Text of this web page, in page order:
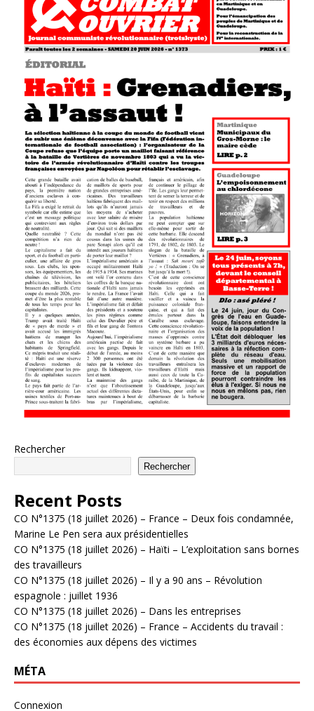
Rechercher
Rechercher
Recent Posts
CO N°1375 (18 juillet 2026) – France – Deux fois condamnée,
Marine Le Pen sera aux présidentielles
CO N°1375 (18 juillet 2026) – Haïti – L’exploitation sans bornes
des travailleurs
CO N°1375 (18 juillet 2026) – Il y a 90 ans – Révolution
espagnole : juillet 1936
CO N°1375 (18 juillet 2026) – Dans les entreprises
CO N°1375 (18 juillet 2026) – France – Accidents du travail :
des économies aux dépens des victimes
MÉTA
Connexion